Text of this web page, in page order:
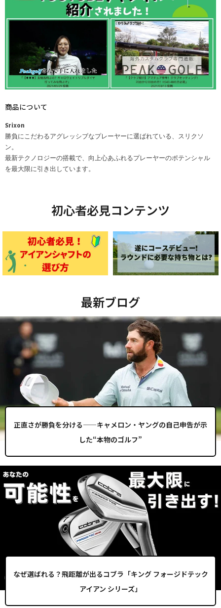
商品について
Srixon
勝負にこだわるアグレッシブなプレーヤーに選ばれている、スリクソ
ン。
最新テクノロジーの搭載で、向上心あふれるプレーヤーのポテンシャル
を最大限に引き出しています。
初心者必見コンテンツ
最新ブログ
正直さが勝負を分ける——キャメロン・ヤングの自己申告が示
した“本物のゴルフ”
なぜ選ばれる？飛距離が出るコブラ「キング フォージドテック
アイアン シリーズ」